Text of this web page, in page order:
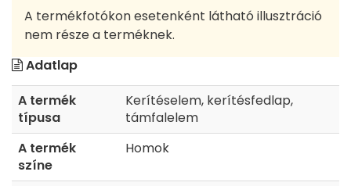
A termékfotókon esetenként látható illusztráció
nem része a terméknek.
Adatlap
A termék
típusa
Kerítéselem, kerítésfedlap,
támfalelem
A termék
színe
Homok